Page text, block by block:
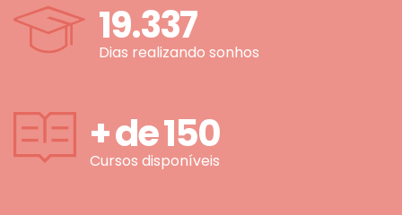
19.337
Dias realizando sonhos
+ de150
Cursos disponíveis